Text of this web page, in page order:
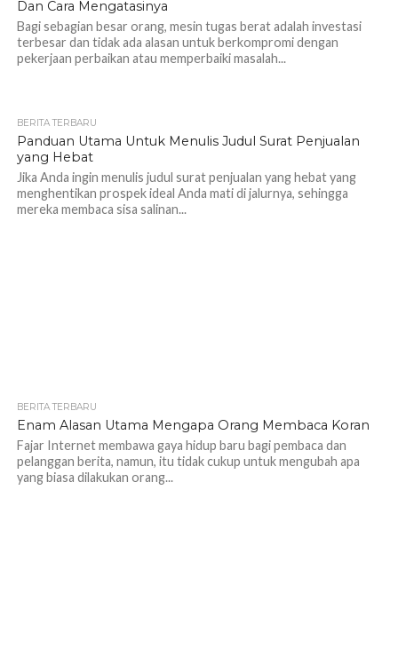
Dan Cara Mengatasinya
Bagi sebagian besar orang, mesin tugas berat adalah investasi
terbesar dan tidak ada alasan untuk berkompromi dengan
pekerjaan perbaikan atau memperbaiki masalah...
BERITA TERBARU
Panduan Utama Untuk Menulis Judul Surat Penjualan
yang Hebat
Jika Anda ingin menulis judul surat penjualan yang hebat yang
menghentikan prospek ideal Anda mati di jalurnya, sehingga
mereka membaca sisa salinan...
BERITA TERBARU
Enam Alasan Utama Mengapa Orang Membaca Koran
Fajar Internet membawa gaya hidup baru bagi pembaca dan
pelanggan berita, namun, itu tidak cukup untuk mengubah apa
yang biasa dilakukan orang...